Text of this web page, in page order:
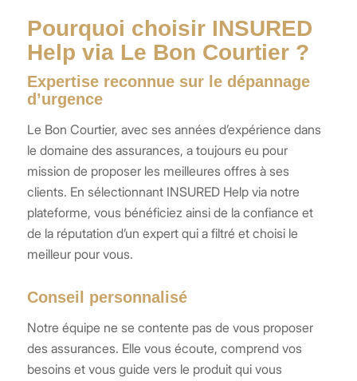
Pourquoi choisir INSURED
Help via Le Bon Courtier ?
Expertise reconnue sur le dépannage
d’urgence
Le Bon Courtier, avec ses années d’expérience dans
le domaine des assurances, a toujours eu pour
mission de proposer les meilleures offres à ses
clients. En sélectionnant INSURED Help via notre
plateforme, vous bénéficiez ainsi de la confiance et
de la réputation d’un expert qui a filtré et choisi le
meilleur pour vous.
Conseil personnalisé
Notre équipe ne se contente pas de vous proposer
des assurances. Elle vous écoute, comprend vos
besoins et vous guide vers le produit qui vous